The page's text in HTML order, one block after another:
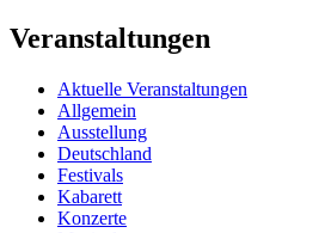
Veranstaltungen
Aktuelle Veranstaltungen
Allgemein
Ausstellung
Deutschland
Festivals
Kabarett
Konzerte